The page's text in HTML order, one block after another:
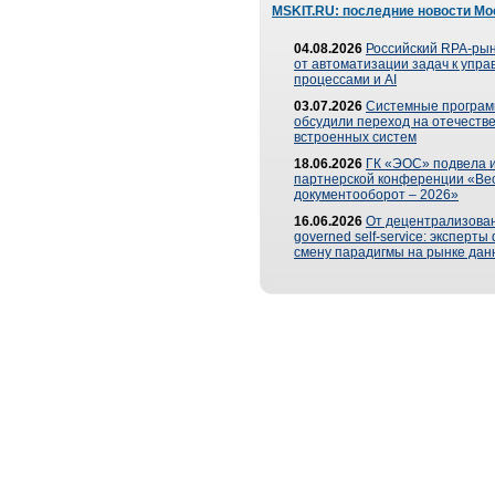
MSKIT.RU: последние новости
04.08.2026 Российский RPA-
от автоматизации задач к
процессами и AI
03.07.2026 Системные
обсудили переход на
встроенных систем
18.06.2026 ГК «ЭОС» подвела
партнерской конференции
документооборот – 2026»
16.06.2026 От
governed self-service: эксперты
смену парадигмы на рынке